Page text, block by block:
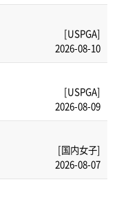
[USPGA]
2026-08-10
[USPGA]
2026-08-09
[国内女子]
2026-08-07